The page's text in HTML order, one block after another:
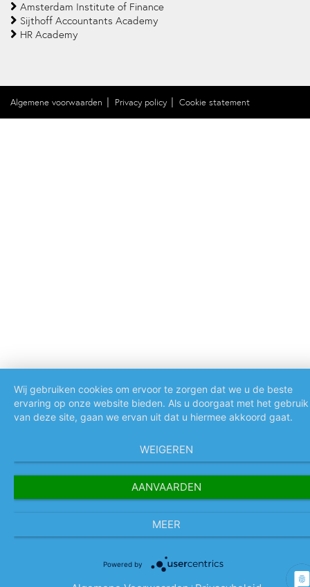
Amsterdam Institute of Finance
Sijthoff Accountants Academy
HR Academy
Algemene voorwaarden Privacy policy Cookie statement
Wij gebruiken cookies om ervoor te zorgen dat we u de beste
ervaring op onze website bieden. Als u doorgaat met het gebruik
van deze site, gaan we ervan uit dat u hiermee akkoord gaat.
WEIGEREN
AANVAARDEN
MEER
Powered by